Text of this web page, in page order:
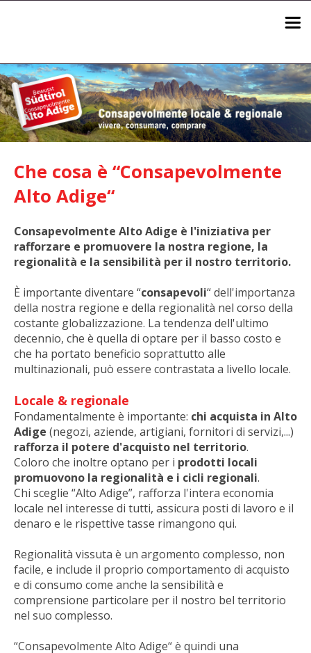
Home
About
Network
Progetti
Tutti gli online stores dell'Alto Adige
REGIO GASTRO Südtirol-Alto Adige
REGIO HOTEL Südtirol-Alto Adige
Consapevolmente Alto Adige Concorso
fotografico
Progetti locali-regionali in Alto Adige
Facebook - Social Media
Deutsch
Che cosa è “Consapevolmente
Alto Adige“
Consapevolmente Alto Adige è l'iniziativa per
rafforzare e promuovere la nostra regione, la
regionalità e la sensibilità per il nostro territorio.
È importante diventare “consapevoli“ dell'importanza
della nostra regione e della regionalità nel corso della
costante globalizzazione. La tendenza dell'ultimo
decennio, che è quella di optare per il basso costo e
che ha portato beneficio soprattutto alle
multinazionali, può essere contrastata a livello locale.
Locale & regionale
Fondamentalmente è importante: chi acquista in Alto
Adige (negozi, aziende, artigiani, fornitori di servizi,...)
rafforza il potere d'acquisto nel territorio.
Coloro che inoltre optano per i prodotti locali
promuovono la regionalità e i cicli regionali.
Chi sceglie “Alto Adige”, rafforza l'intera economia
locale nel interesse di tutti, assicura posti di lavoro e il
denaro e le rispettive tasse rimangono qui.
Regionalità vissuta è un argomento complesso, non
facile, e include il proprio comportamento di acquisto
e di consumo come anche la sensibilità e
comprensione particolare per il nostro bel territorio
nel suo complesso.
“Consapevolmente Alto Adige“ è quindi una